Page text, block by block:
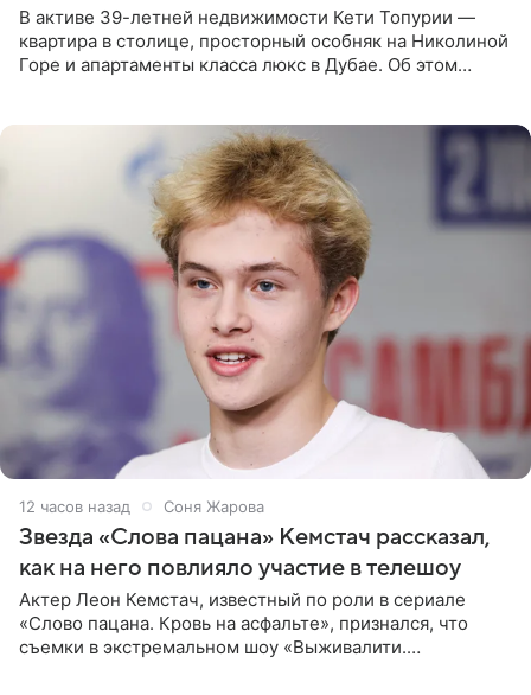
В активе 39-летней недвижимости Кети Топурии —
квартира в столице, просторный особняк на Николиной
Горе и апартаменты класса люкс в Дубае. Об этом
12 часов назад Соня Жарова
Звезда «Слова пацана» Кемстач рассказал,
как на него повлияло участие в телешоу
Актер Леон Кемстач, известный по роли в сериале
«Слово пацана. Кровь на асфальте», признался, что
съемки в экстремальном шоу «Выживалити.